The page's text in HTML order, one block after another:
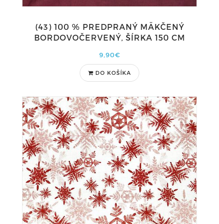
(43) 100 % PREDPRANÝ MÄKČENÝ
BORDOVOČERVENÝ, ŠÍRKA 150 CM
9,90€
DO KOŠÍKA